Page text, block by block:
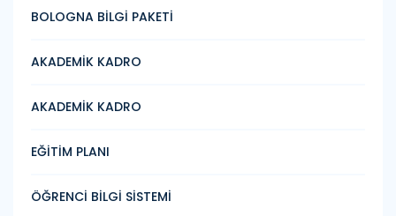
BOLOGNA BİLGİ PAKETİ
AKADEMİK KADRO
AKADEMİK KADRO
EĞİTİM PLANI
ÖĞRENCİ BİLGİ SİSTEMİ